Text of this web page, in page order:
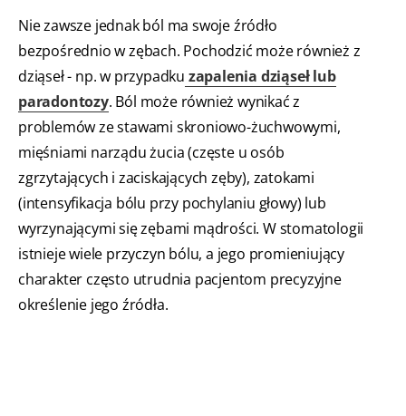
Nie zawsze jednak ból ma swoje źródło
bezpośrednio w zębach. Pochodzić może również z
dziąseł - np. w przypadku zapalenia dziąseł lub
paradontozy. Ból może również wynikać z
problemów ze stawami skroniowo-żuchwowymi,
mięśniami narządu żucia (częste u osób
zgrzytających i zaciskających zęby), zatokami
(intensyfikacja bólu przy pochylaniu głowy) lub
wyrzynającymi się zębami mądrości. W stomatologii
istnieje wiele przyczyn bólu, a jego promieniujący
charakter często utrudnia pacjentom precyzyjne
określenie jego źródła.